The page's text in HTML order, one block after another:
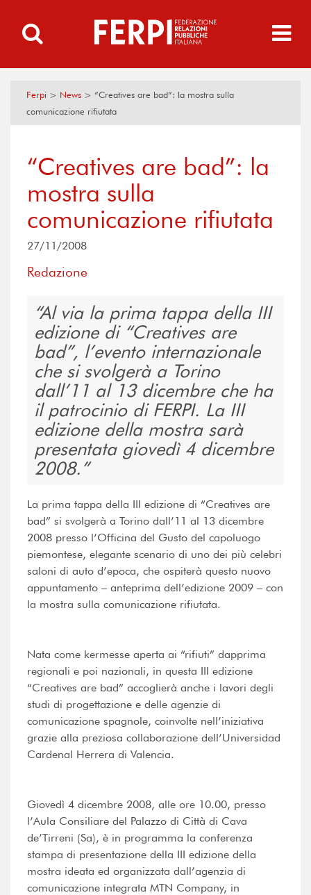
Ferpi > News > “Creatives are bad”: la mostra sulla
comunicazione rifiutata
“Creatives are bad”: la
mostra sulla
comunicazione rifiutata
27/11/2008
Redazione
Al via la prima tappa della III
edizione di “Creatives are
bad”, l’evento internazionale
che si svolgerà a Torino
dall’11 al 13 dicembre che ha
il patrocinio di FERPI. La III
edizione della mostra sarà
presentata giovedì 4 dicembre
2008.
La prima tappa della III edizione di “Creatives are
bad” si svolgerà a Torino dall’11 al 13 dicembre
2008 presso l’Officina del Gusto del capoluogo
piemontese, elegante scenario di uno dei più celebri
saloni di auto d’epoca, che ospiterà questo nuovo
appuntamento – anteprima dell’edizione 2009 – con
la mostra sulla comunicazione rifiutata.
Nata come kermesse aperta ai “rifiuti” dapprima
regionali e poi nazionali, in questa III edizione
“Creatives are bad” accoglierà anche i lavori degli
studi di progettazione e delle agenzie di
comunicazione spagnole, coinvolte nell’iniziativa
grazie alla preziosa collaborazione dell’Universidad
Cardenal Herrera di Valencia.
Giovedì 4 dicembre 2008, alle ore 10.00, presso
l’Aula Consiliare del Palazzo di Città di Cava
de’Tirreni (Sa), è in programma la conferenza
stampa di presentazione della III edizione della
mostra ideata ed organizzata dall’agenzia di
comunicazione integrata MTN Company, in